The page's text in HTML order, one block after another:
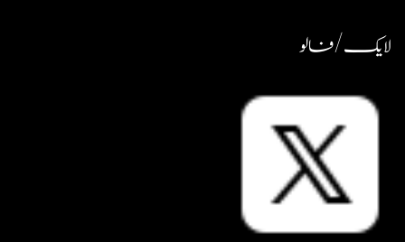
لایک / فالو